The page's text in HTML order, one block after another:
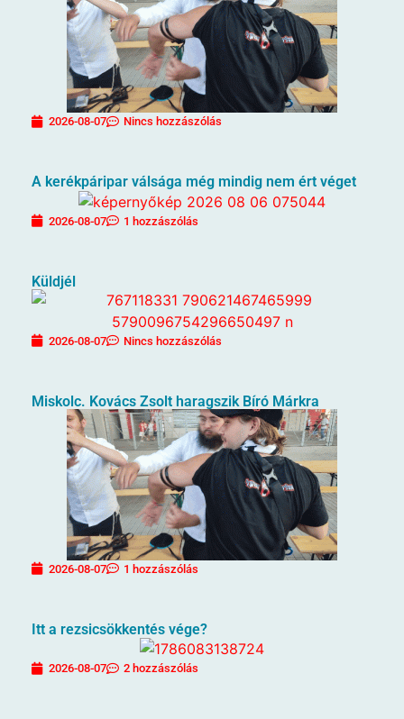
2026-08-07 Nincs hozzászólás
A kerékpáripar válsága még mindig nem ért véget
2026-08-07 1 hozzászólás
Küldjél
2026-08-07 Nincs hozzászólás
Miskolc. Kovács Zsolt haragszik Bíró Márkra
2026-08-07 1 hozzászólás
Itt a rezsicsökkentés vége?
2026-08-07 2 hozzászólás